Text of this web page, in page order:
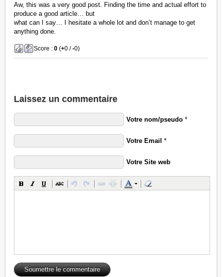
Aw, this was a very good post. Finding the time and actual effort to
produce a good article… but
what can I say… I hesitate a whole lot and don’t manage to get
anything done.
Score :0 (+0 /-0)
Laissez un commentaire
Votre nom/pseudo *
Votre Email *
Votre Site web